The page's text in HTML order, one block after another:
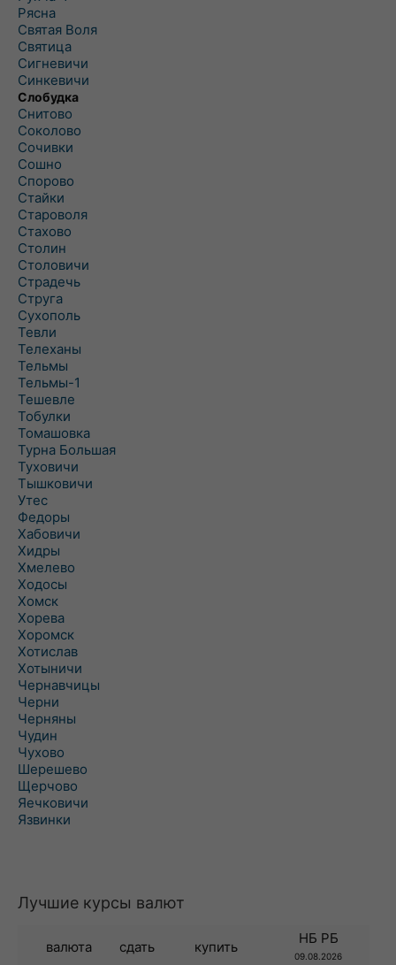
Рясна
Святая Воля
Святица
Сигневичи
Синкевичи
Слобудка
Снитово
Соколово
Сочивки
Сошно
Спорово
Стайки
Староволя
Стахово
Столин
Столовичи
Страдечь
Струга
Сухополь
Тевли
Телеханы
Тельмы
Тельмы-1
Тешевле
Тобулки
Томашовка
Турна Большая
Туховичи
Тышковичи
Утес
Федоры
Хабовичи
Хидры
Хмелево
Ходосы
Хомск
Хорева
Хоромск
Хотислав
Хотыничи
Чернавчицы
Черни
Черняны
Чудин
Чухово
Шерешево
Щерчово
Яечковичи
Язвинки
Лучшие курсы валют
валюта сдать купить
НБ РБ
09.08.2026